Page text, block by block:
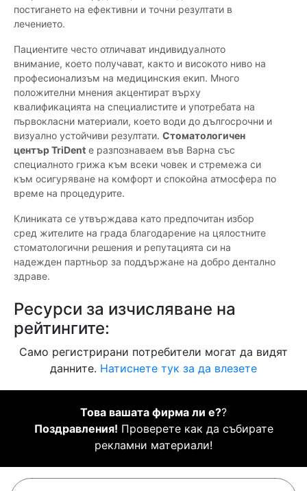
постигането на ефективни и точни резултати в
лечението.
Пациентите често отличават индивидуалното
внимание, което получават, както и високото ниво на
професионализъм на медицинския екип. Много
положителни мнения акцентират върху
квалификацията на специалистите и употребата на
първокласни материали, което води до дългосрочни и
визуално устойчиви резултати. Стоматологичен
център TriDent е разпознаваем във Варна със
специалното грижа към всеки човек и стремежа си
към осигуряване на комфорт и спокойна атмосфера по
време на процедурите.
Клиниката се утвърждава като предпочитан избор
сред жителите на града благодарение на цялостните
стоматологични решения и репутацията си на
надежден партньор за поддържане на добро дентално
здраве.
Ресурси за изчисляване на
рейтингите:
Само регистрирани потребители могат да видят
данните. Натиснете тук за да влезете
Това вашата фирма ли е??
Поздравления! Проверете как да събирате
рекламни материали!